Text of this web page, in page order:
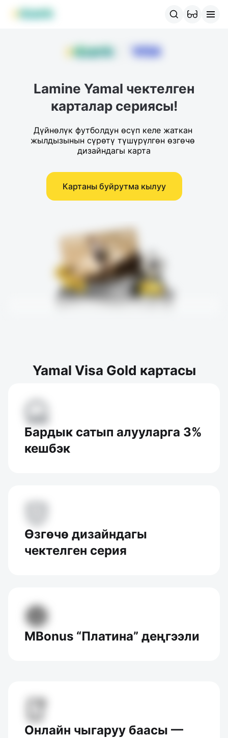
MBANK өнүмдөрү
Lamine Yamal чектелген
карталар сериясы!
Дүйнөлүк футболдун өсүп келе жаткан
жылдызынын сүрөтү түшүрүлгөн өзгөчө
дизайндагы карта
Картаны буйрутма кылуу
Yamal Visa Gold картасы
Бардык сатып алууларга 3%
кешбэк
Өзгөчө дизайндагы
чектелген серия
MBonus “Платина” деңгээли
Онлайн чыгаруу баасы —